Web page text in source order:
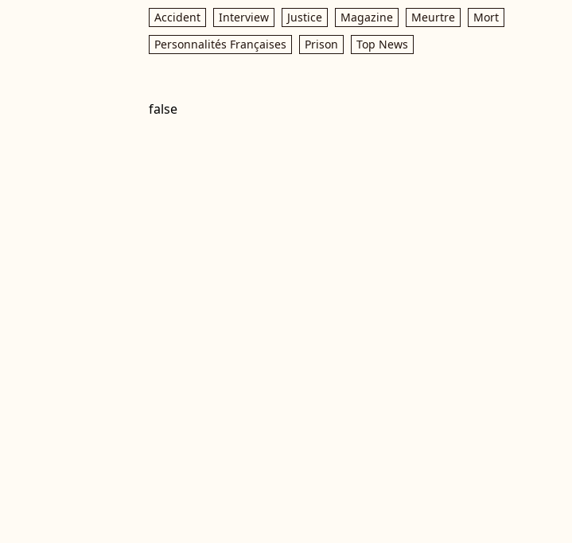
Accident Interview Justice Magazine Meurtre
Mort
Personnalités Françaises
Prison Top News
false